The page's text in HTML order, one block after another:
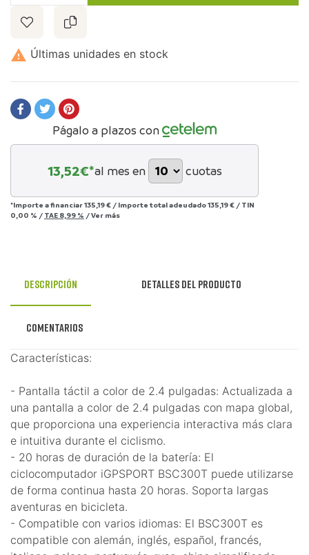
 Últimas unidades en stock
Págalo a plazos con
13,52€*al mes en cuotas
*Importe a financiar135,19 € / Importe total adeudado135,19 € / TIN
0,00 % / TAE 8,99 % /Ver más
Descripción Detalles del producto
Comentarios
Características:
- Pantalla táctil a color de 2.4 pulgadas: Actualizada a
una pantalla a color de 2.4 pulgadas con mapa global,
que proporciona una experiencia interactiva más clara
e intuitiva durante el ciclismo.
- 20 horas de duración de la batería: El
ciclocomputador iGPSPORT BSC300T puede utilizarse
de forma continua hasta 20 horas. Soporta largas
aventuras en bicicleta.
- Compatible con varios idiomas: El BSC300T es
compatible con alemán, inglés, español, francés,